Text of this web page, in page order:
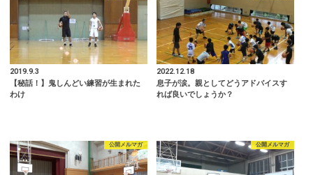
2019.9.3
【秘話！】鬼しんどい練習が生まれた
わけ
2022.12.18
息子が涙。親としてどうアドバイスす
れば良いでしょうか？
公開メルマガ 公開メルマガ